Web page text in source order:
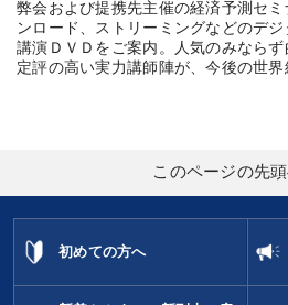
弊会および提携先主催の経済予測セ
ンロード、ストリーミングなどのデ
講演ＤＶＤをご案内。人気のみなら
定評の高い実力講師陣が、今後の世界
このページの先
初めての方へ